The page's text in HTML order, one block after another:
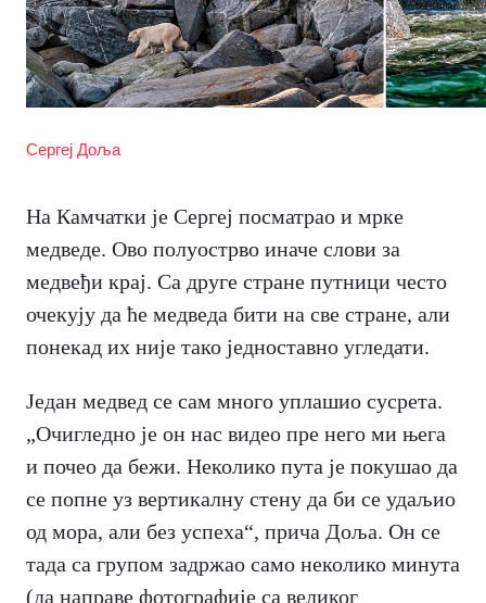
Сергеј Доља
На Камчатки је Сергеј посматрао и мрке
медведе. Ово полуострво иначе слови за
медвеђи крај. Са друге стране путници често
очекују да ће медведа бити на све стране, али
понекад их није тако једноставно угледати.
Један медвед се сам много уплашио сусрета.
„Очигледно је он нас видео пре него ми њега
и почео да бежи. Неколико пута је покушао да
се попне уз вертикалну стену да би се удаљио
од мора, али без успеха“, прича Доља. Он се
тада са групом задржао само неколико минута
(да направе фотографије са великог